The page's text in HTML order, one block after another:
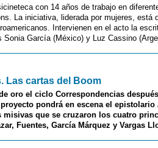
con 14 años de trabajo en
La iniciativa, liderada por mujeres, está
Intervienen en el acto la
Sonia García (México) y Luz Cassino
Las cartas del Boom
oro el ciclo Correspondencias
pondrá en escena el epistolario
misivas que se cruzaron los cuatro
Fuentes, García Márquez y Vargas